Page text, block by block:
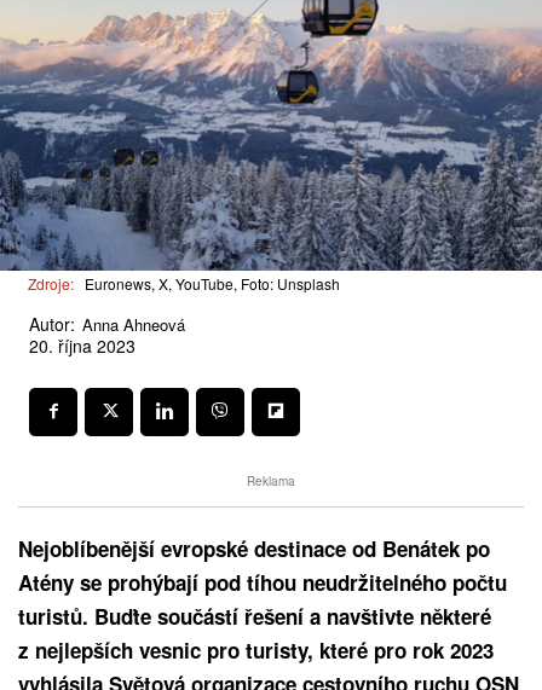
Zdroje: Euronews, X, YouTube, Foto: Unsplash
Autor: Anna Ahneová
20. října 2023
Reklama
Nejoblíbenější evropské destinace od Benátek po
Atény se prohýbají pod tíhou neudržitelného počtu
turistů. Buďte součástí řešení a navštivte některé
z nejlepších vesnic pro turisty, které pro rok 2023
vyhlásila Světová organizace cestovního ruchu OSN